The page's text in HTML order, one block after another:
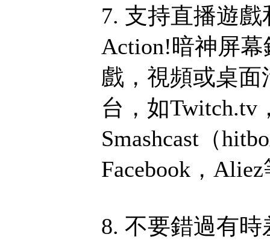
7. 支持直播遊
Action!暗神屏
戲，視頻或桌
台，如Twitch.tv
Smashcast（
Facebook，
8. 不要錯過有